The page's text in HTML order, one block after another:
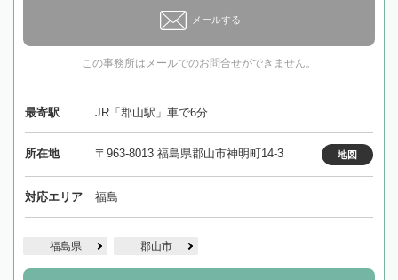
メールする
この事務所はメールでのお問合せができません。
最寄駅 JR「郡山駅」車で6分
所在地 〒963-8013 福島県郡山市神明町14-3 地図
対応エリア 福島
福島県 郡山市